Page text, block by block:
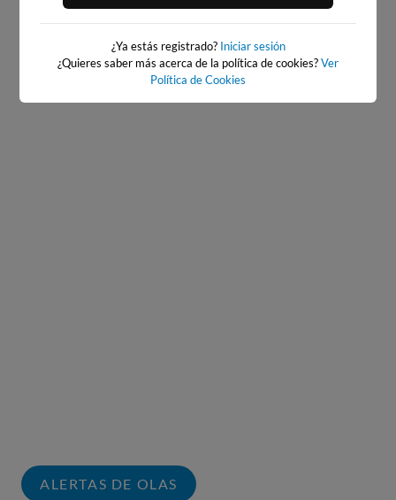
106km · Xàbia-Jávea
0.0 m CHOPI
ALERTAS DE OLAS
¿Ya estás registrado? Iniciar sesión
¿Quieres saber más acerca de la política de cookies?Ver
Política de Cookies